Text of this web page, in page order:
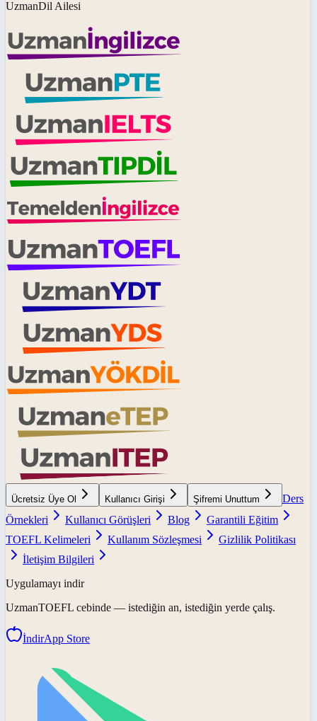
UzmanDil Ailesi
Ücretsiz Üye Ol Kullanıcı Girişi Şifremi Unuttum
Ders
Örnekleri
Kullanıcı Görüşleri Blog
Garantili Eğitim
TOEFL Kelimeleri
Kullanım Sözleşmesi
Gizlilik Politikası
İletişim Bilgileri
Uygulamayı indir
UzmanTOEFL cebinde — istediğin an, istediğin yerde çalış.
İndirApp Store